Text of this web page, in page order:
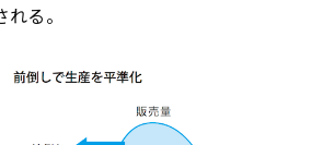
る。